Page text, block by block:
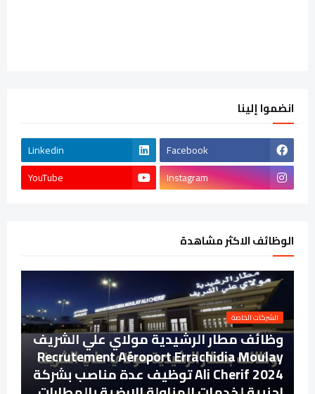
انضموا إلينا
Facebook
Linkedin
Instagram
YouTube
الوظائف الاكثر مشاهدة
الشركات الخاصة
وظائف مطار الرشيدية مولاي علي الشريف
Recrutement Aéroport Errachidia Moulay
Ali Cherif 2024 توظيف عدة مناصب بشركة